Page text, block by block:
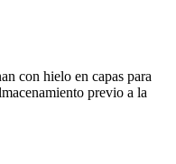
con hielo en capas para
previo a la